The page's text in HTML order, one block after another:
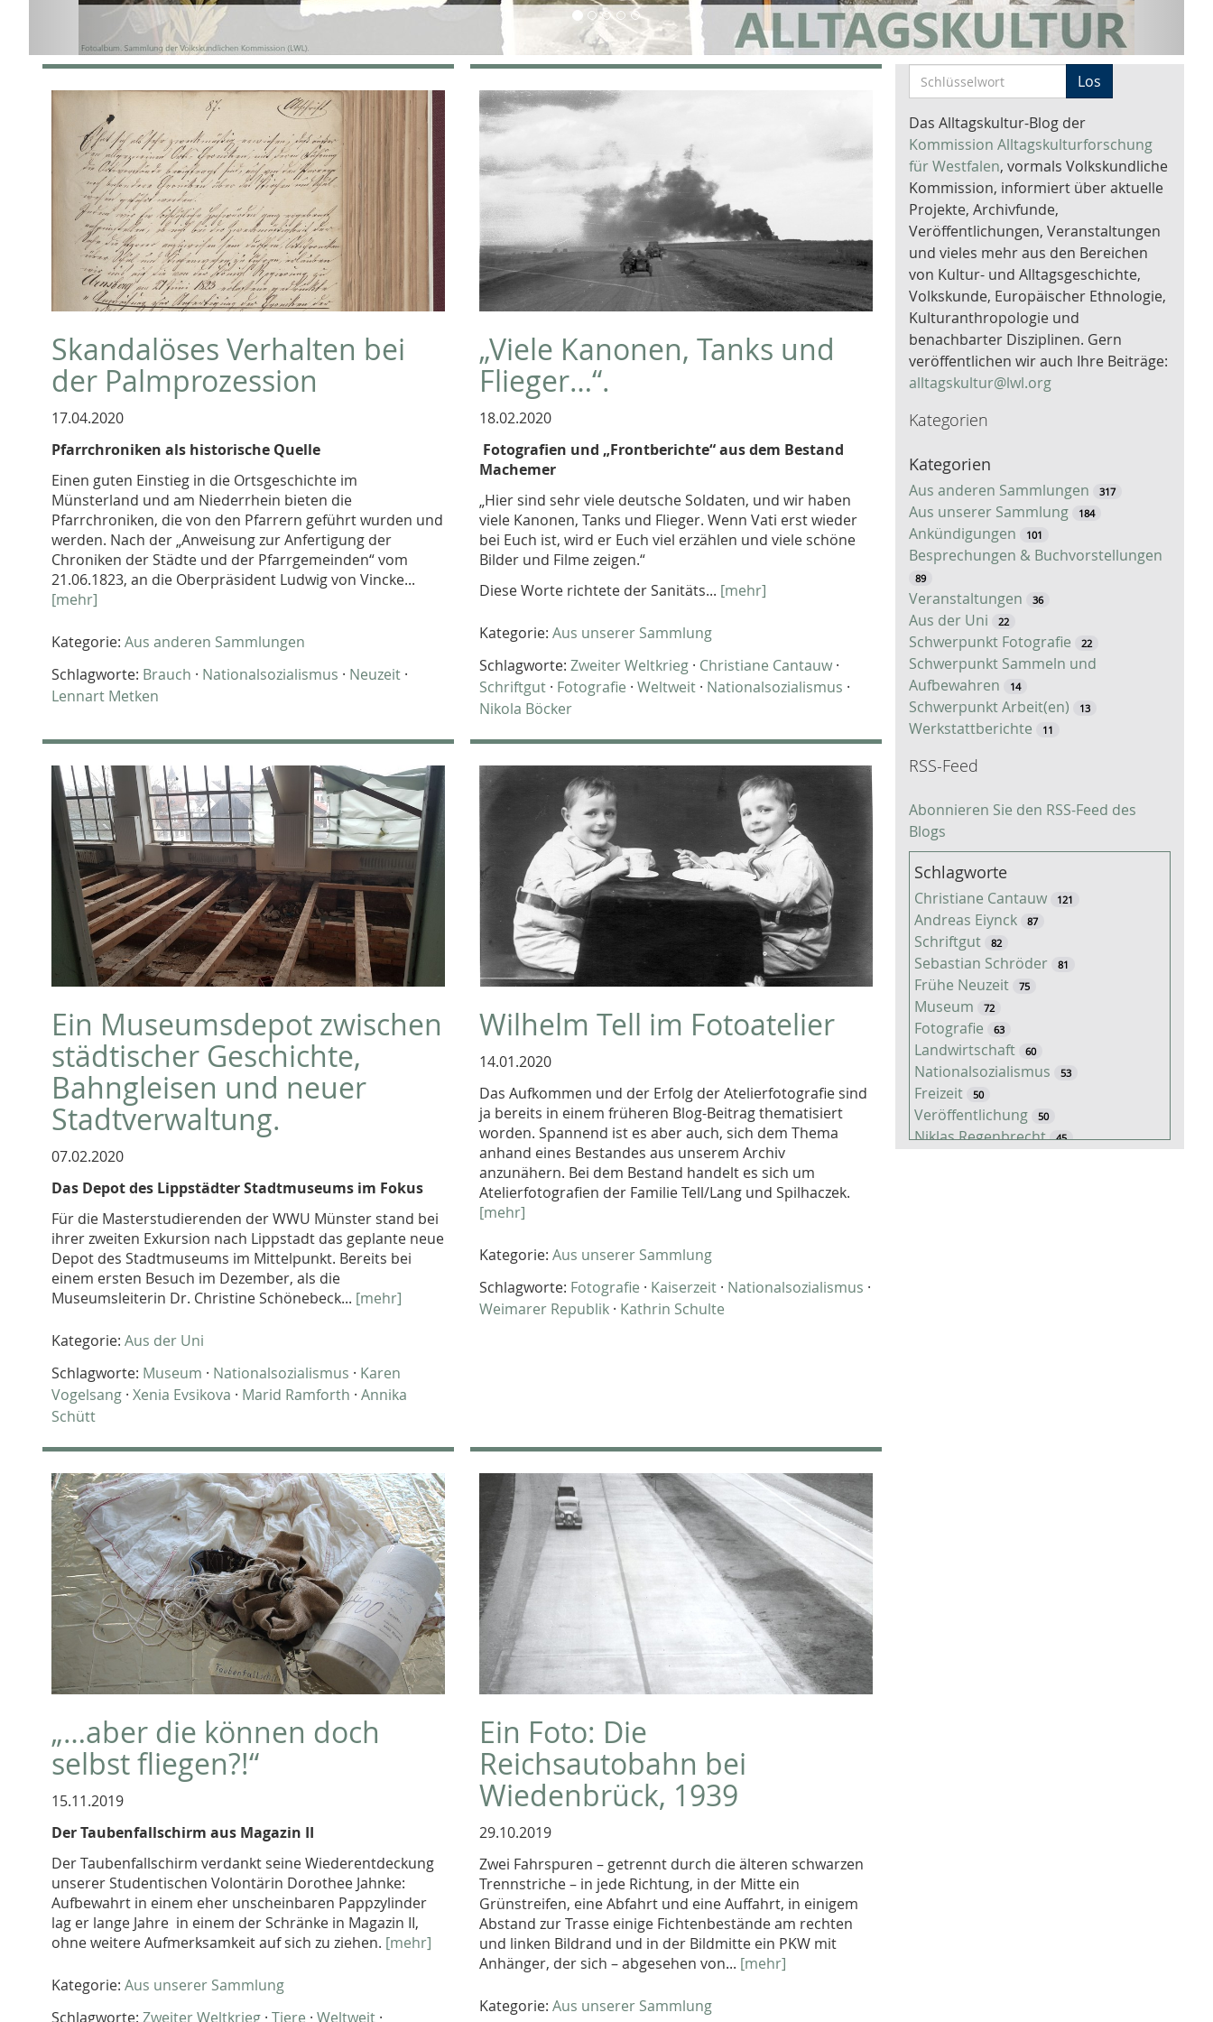
Skandalöses Verhalten bei
der Palmprozession
17.04.2020
Pfarrchroniken als historische Quelle
Einen guten Einstieg in die Ortsgeschichte im
Münsterland und am Niederrhein bieten die
Pfarrchroniken, die von den Pfarrern geführt wurden und
werden. Nach der „Anweisung zur Anfertigung der
Chroniken der Städte und der Pfarrgemeinden“ vom
21.06.1823, an die Oberpräsident Ludwig von Vincke...
[mehr]
Kategorie: Aus anderen Sammlungen
Schlagworte: Brauch · Nationalsozialismus · Neuzeit ·
Lennart Metken
„Viele Kanonen, Tanks und
Flieger…“.
18.02.2020
Fotografien und „Frontberichte“ aus dem Bestand
Machemer
„Hier sind sehr viele deutsche Soldaten, und wir haben
viele Kanonen, Tanks und Flieger. Wenn Vati erst wieder
bei Euch ist, wird er Euch viel erzählen und viele schöne
Bilder und Filme zeigen.“
Diese Worte richtete der Sanitäts... [mehr]
Kategorie: Aus unserer Sammlung
Schlagworte: Zweiter Weltkrieg · Christiane Cantauw ·
Schriftgut · Fotografie ·Weltweit · Nationalsozialismus ·
Nikola Böcker
Ein Museumsdepot zwischen
städtischer Geschichte,
Bahngleisen und neuer
Stadtverwaltung.
07.02.2020
Das Depot des Lippstädter Stadtmuseums im Fokus
Für die Masterstudierenden der WWU Münster stand bei
ihrer zweiten Exkursion nach Lippstadt das geplante neue
Depot des Stadtmuseums im Mittelpunkt. Bereits bei
einem ersten Besuch im Dezember, als die
Museumsleiterin Dr. Christine Schönebeck... [mehr]
Kategorie: Aus der Uni
Schlagworte: Museum · Nationalsozialismus · Karen
Vogelsang · Xenia Evsikova · Marid Ramforth · Annika
Schütt
Wilhelm Tell im Fotoatelier
14.01.2020
Das Aufkommen und der Erfolg der Atelierfotografie sind
ja bereits in einem früheren Blog-Beitrag thematisiert
worden. Spannend ist es aber auch, sich dem Thema
anhand eines Bestandes aus unserem Archiv
anzunähern. Bei dem Bestand handelt es sich um
Atelierfotografien der Familie Tell/Lang und Spilhaczek.
[mehr]
Kategorie: Aus unserer Sammlung
Schlagworte: Fotografie · Kaiserzeit · Nationalsozialismus ·
Weimarer Republik · Kathrin Schulte
„…aber die können doch
selbst fliegen?!“
15.11.2019
Der Taubenfallschirm aus Magazin II
Der Taubenfallschirm verdankt seine Wiederentdeckung
unserer Studentischen Volontärin Dorothee Jahnke:
Aufbewahrt in einem eher unscheinbaren Pappzylinder
lag er lange Jahre in einem der Schränke in Magazin II,
ohne weitere Aufmerksamkeit auf sich zu ziehen. [mehr]
Kategorie: Aus unserer Sammlung
Schlagworte: Zweiter Weltkrieg · Tiere · Weltweit ·
Ein Foto: Die
Reichsautobahn bei
Wiedenbrück, 1939
29.10.2019
Zwei Fahrspuren – getrennt durch die älteren schwarzen
Trennstriche – in jede Richtung, in der Mitte ein
Grünstreifen, eine Abfahrt und eine Auffahrt, in einigem
Abstand zur Trasse einige Fichtenbestände am rechten
und linken Bildrand und in der Bildmitte ein PKW mit
Anhänger, der sich – abgesehen von... [mehr]
Kategorie: Aus unserer Sammlung
c
h
l
ü
s
s
e
l
w
o
r
t
-
S
c
e
Los
Das Alltagskultur-Blog der
Kommission Alltagskulturforschung
für Westfalen, vormals Volkskundliche
Kommission, informiert über aktuelle
Projekte, Archivfunde,
Veröffentlichungen, Veranstaltungen
und vieles mehr aus den Bereichen
von Kultur- und Alltagsgeschichte,
Volkskunde, Europäischer Ethnologie,
Kulturanthropologie und
benachbarter Disziplinen. Gern
veröffentlichen wir auch Ihre Beiträge:
alltagskultur@lwl.org
Kategorien
Kategorien
Aus anderen Sammlungen 317
Aus unserer Sammlung 184
Ankündigungen 101
Besprechungen & Buchvorstellungen
89
Veranstaltungen 36
Aus der Uni 22
Schwerpunkt Fotografie 22
Schwerpunkt Sammeln und
Aufbewahren
14
Schwerpunkt Arbeit(en) 13
Werkstattberichte 11
RSS-Feed
Abonnieren Sie den RSS-Feed des
Blogs
Schlagworte
Christiane Cantauw 121
Andreas Eiynck 87
Schriftgut 82
Sebastian Schröder 81
Frühe Neuzeit 75
Museum 72
Fotografie 63
Landwirtschaft 60
Nationalsozialismus 53
Freizeit 50
Veröffentlichung 50
Niklas Regenbrecht 45